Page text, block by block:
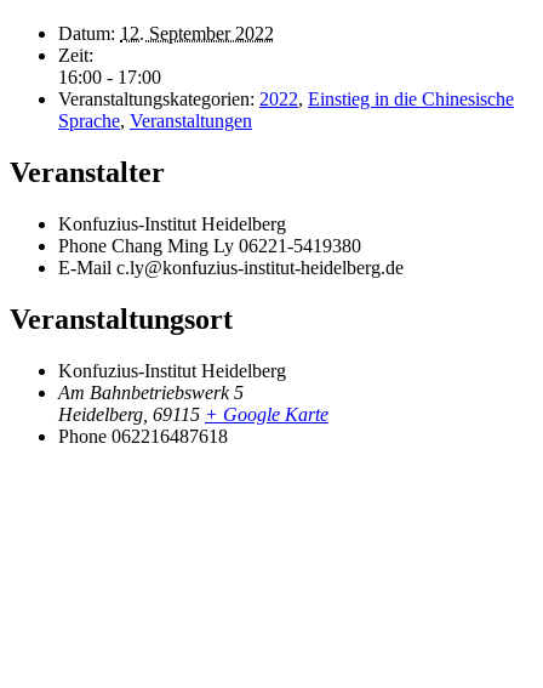
Datum: 12. September 2022
Zeit:
16:00 - 17:00
Veranstaltungskategorien: 2022, Einstieg in die Chinesische
Sprache, Veranstaltungen
Veranstalter
Konfuzius-Institut Heidelberg
Phone Chang Ming Ly 06221-5419380
E-Mail c.ly@konfuzius-institut-heidelberg.de
Veranstaltungsort
Konfuzius-Institut Heidelberg
Am Bahnbetriebswerk 5
Heidelberg 69115 + Google Karte
Phone 062216487618